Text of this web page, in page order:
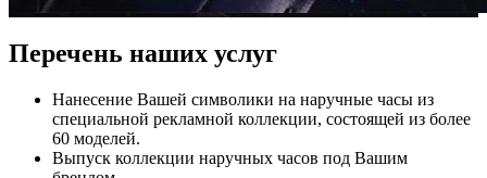
Перечень наших услуг
Нанесение Вашей символики на наручные часы из
специальной рекламной коллекции, состоящей из более
60 моделей.
Выпуск коллекции наручных часов под Вашим